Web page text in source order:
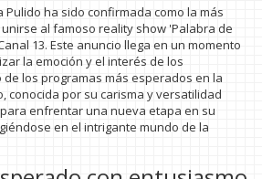
Pulido ha sido confirmada como la más
al famoso reality show 'Palabra de
13. Este anuncio llega en un momento
la emoción y el interés de los
los programas más esperados en la
conocida por su carisma y versatilidad
enfrentar una nueva etapa en su
en el intrigante mundo de la